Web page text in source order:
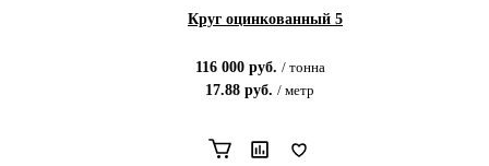
Круг оцинкованный 5
116 000руб. / тонна
17.88 руб. / метр